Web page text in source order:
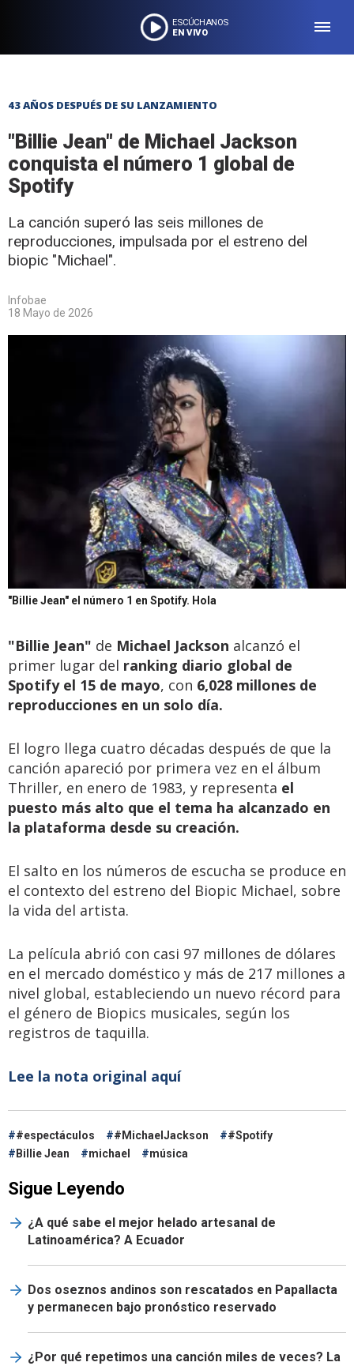
ESCÚCHANOS
EN VIVO
43 AÑOS DESPUÉS DE SU LANZAMIENTO
"Billie Jean" de Michael Jackson
conquista el número 1 global de
Spotify
La canción superó las seis millones de
reproducciones, impulsada por el estreno del
biopic "Michael".
Infobae
18 Mayo de 2026
"Billie Jean" el número 1 en Spotify. Hola
"Billie Jean" de Michael Jackson alcanzó el
primer lugar del ranking diario global de
Spotify el 15 de mayo, con 6,028 millones de
reproducciones en un solo día.
El logro llega cuatro décadas después de que la
canción apareció por primera vez en el álbum
Thriller, en enero de 1983, y representa el
puesto más alto que el tema ha alcanzado en
la plataforma desde su creación.
El salto en los números de escucha se produce en
el contexto del estreno del Biopic Michael, sobre
la vida del artista.
La película abrió con casi 97 millones de dólares
en el mercado doméstico y más de 217 millones a
nivel global, estableciendo un nuevo récord para
el género de Biopics musicales, según los
registros de taquilla.
Lee la nota original aquí
#espectáculos #MichaelJackson
#Spotify
Billie Jean
michael música
Sigue Leyendo
¿A qué sabe el mejor helado artesanal de
Latinoamérica? A Ecuador
Dos oseznos andinos son rescatados en Papallacta
y permanecen bajo pronóstico reservado
¿Por qué repetimos una canción miles de veces? La